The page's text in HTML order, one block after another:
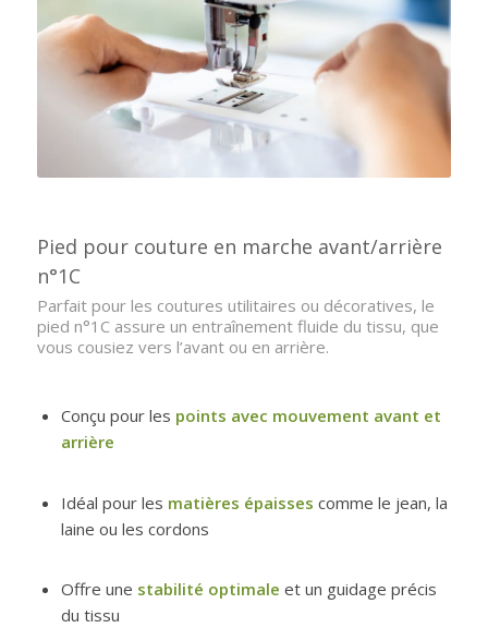
Pied pour couture en marche avant/arrière
n°1C
Parfait pour les coutures utilitaires ou décoratives, le
pied n°1C assure un entraînement fluide du tissu, que
vous cousiez vers l’avant ou en arrière.
Conçu pour les points avec mouvement avant et
arrière
Idéal pour les matières épaisses comme le jean, la
laine ou les cordons
Offre une stabilité optimale et un guidage précis
du tissu